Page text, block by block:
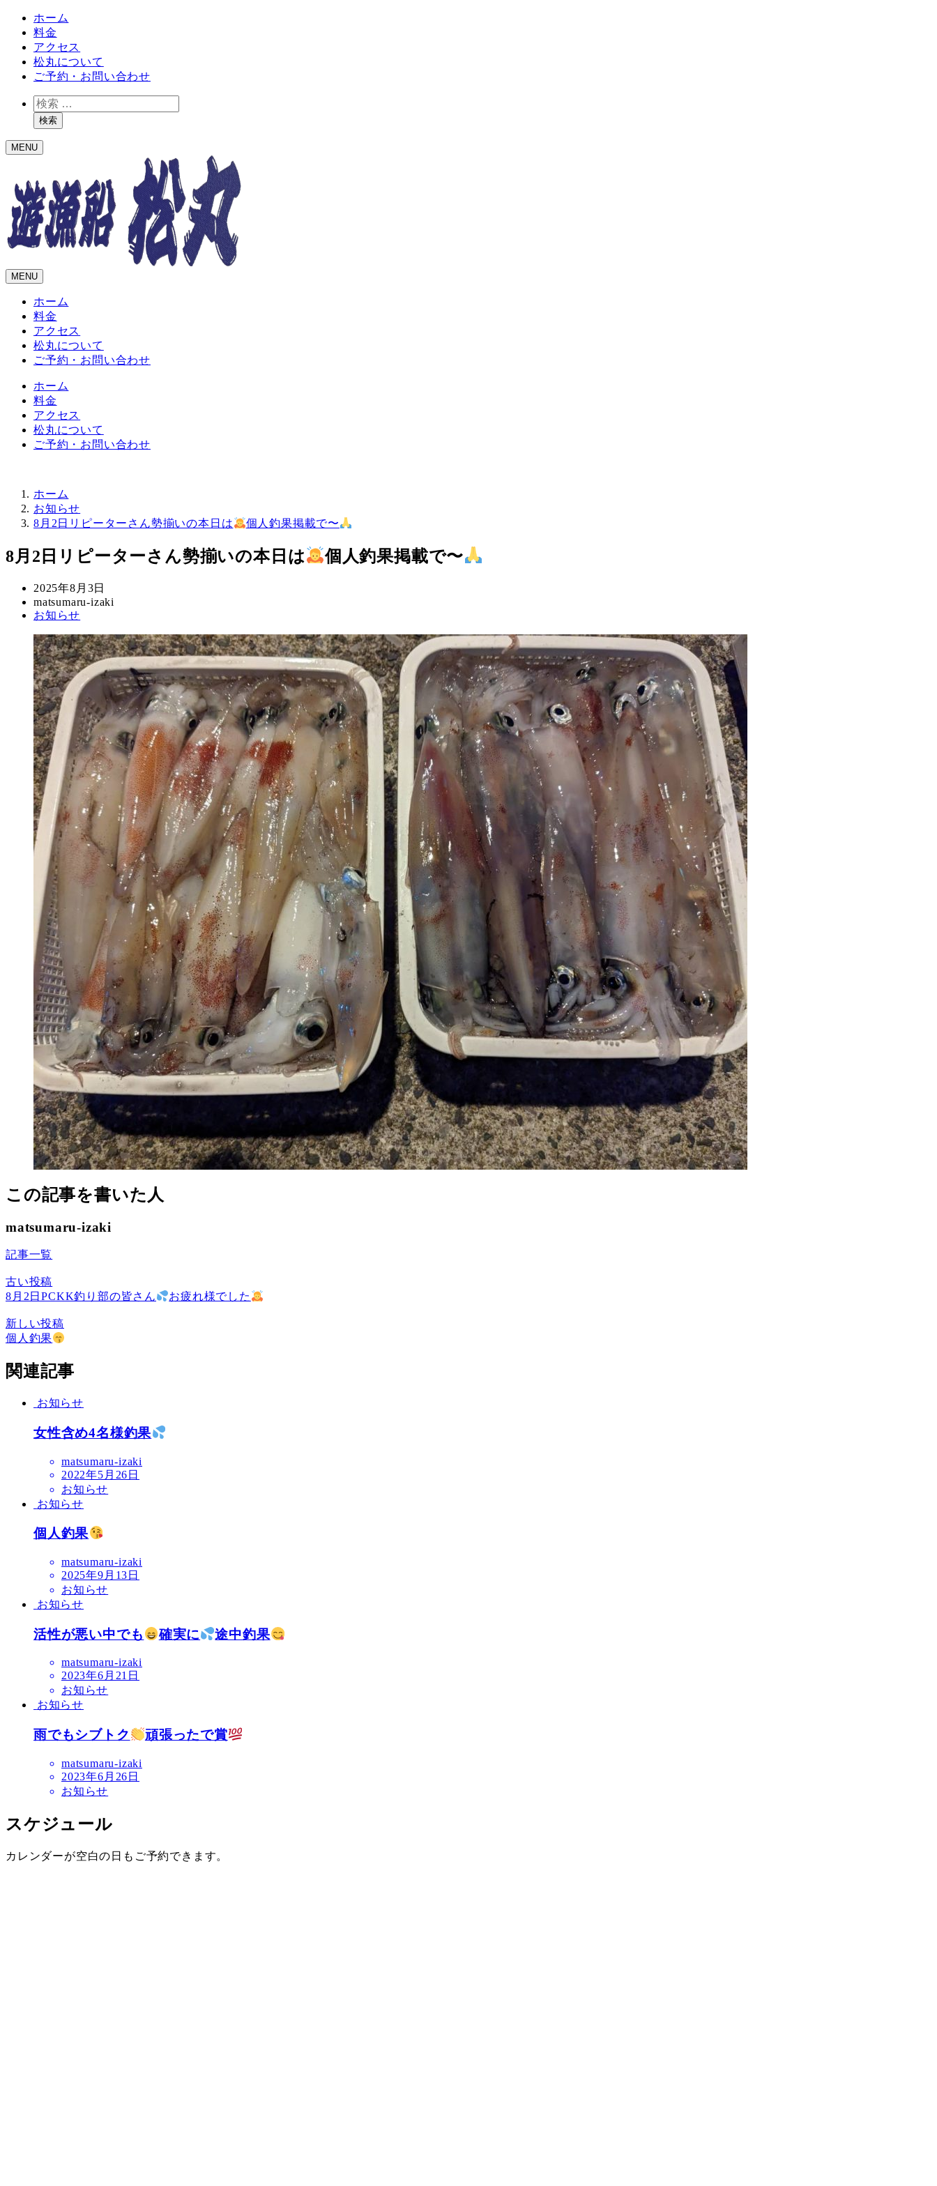
ホーム
料金
アクセス
松丸について
ご予約・お問い合わせ
検
索検索
MENU
MENU
ホーム
料金
アクセス
松丸について
ご予約・お問い合わせ
ホーム
料金
アクセス
松丸について
ご予約・お問い合わせ
ホーム
お知らせ
8月2日リピーターさん勢揃いの本日は
個人釣果掲載で〜
8月2日リピーターさん勢揃いの本日は 個人釣果掲載で〜
投
稿
日
2025年8月3日
著
者
matsumaru-izaki
カ
ゴ
リ
ー
お知らせ
この記事を書いた人
matsumaru-izaki
記事一覧
古い投稿
8月2日PCKK釣り部の皆さん
お疲れ様でした
新しい投稿
個人釣果
関連記事
お知らせ
女性含め4名様釣果
matsumaru-izaki
2022年5月26日
お知らせ
お知らせ
個人釣果
matsumaru-izaki
2025年9月13日
お知らせ
お知らせ
活性が悪い中でも 確実に 途中釣果
matsumaru-izaki
2023年6月21日
お知らせ
お知らせ
雨でもシブトク 頑張ったで賞
matsumaru-izaki
2023年6月26日
お知らせ
スケジュール
カレンダーが空白の日もご予約できます。